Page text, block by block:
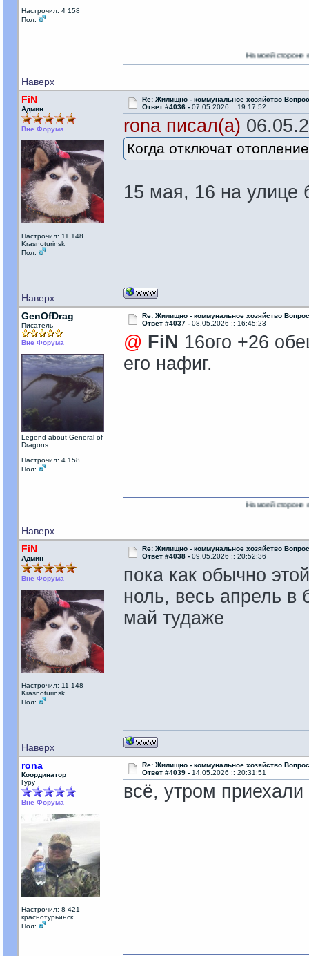
Настрочил: 4 158
Пол:
Наверх
На моей стороне есть Никто!
FiN
Админ
Вне Форума
Настрочил: 11 148
Krasnoturinsk
Пол:
Re: Жилищно - коммунальное хозяйство
Ответ #4036 - 07.05.2026 :: 19:17:52
rona писал(а)
Когда отключат
15 мая, 16 на улице
Наверх
GenOfDrag
Писатель
Вне Форума
Legend about General of
Dragons
Настрочил: 4 158
Пол:
Re: Жилищно - коммунальное хозяйство
Ответ #4037 - 08.05.2026 :: 16:45:23
@ FiN 16ого +26
его нафиг.
Наверх
На моей стороне есть Никто!
FiN
Админ
Вне Форума
Настрочил: 11 148
Krasnoturinsk
Пол:
Re: Жилищно - коммунальное хозяйство
Ответ #4038 - 09.05.2026 :: 20:52:36
пока как обычно
ноль, весь апрель в
май тудаже
Наверх
rona
Координатор
Гуру
Вне Форума
Настрочил: 8 421
краснотурьинск
Пол:
Re: Жилищно - коммунальное хозяйство
Ответ #4039 - 14.05.2026 :: 20:31:51
всё, утром